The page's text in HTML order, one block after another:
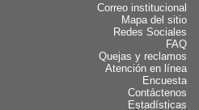
Correo institucional
Mapa del sitio
Redes Sociales
FAQ
Quejas y reclamos
Atención en línea
Encuesta
Contáctenos
Estadísticas